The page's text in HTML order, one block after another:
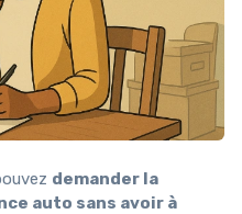
demander la
auto sans avoir à